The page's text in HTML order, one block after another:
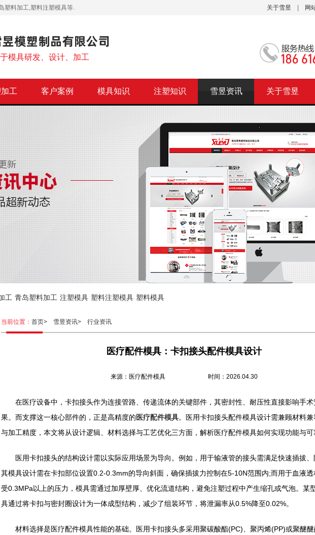
塑料加工,塑料注塑模具等. 关于雪昱 网
模具研发、设计、加工
工 客户案例 模具知识 注塑知识 雪昱资讯 关于雪昱
工 青岛塑料加工 注塑模具 塑料注塑模具 塑料模具
当前位置： 首页> 雪昱资讯> 行业资讯
医疗配件模具：卡扣接头配件模具设计
来源：医疗配件模具 时间：2026.04.30
在医疗设备中，卡扣接头作为连接管路、传递流体的关键部件，其密封性、耐压性直接影响手术
果。而支撑这一核心部件的，正是高精度的医疗配件模具。医用卡扣接头配件模具设计需兼顾材料
与加工精度，本文将从设计逻辑、材料选择与工艺优化三方面，解析医疗配件模具如何实现功能与可
医用卡扣接头的结构设计需以实际应用场景为导向。例如，用于输液管的接头需满足快速插拔、
其模具设计需在卡扣部位设置0.2-0.3mm的导向斜面，确保插拔力控制在5-10N范围内;而用于血液
受0.3MPa以上的压力，模具需通过加厚壁厚、优化流道结构，避免注塑过程中产生缩孔或气泡。某
具通过将卡扣与密封圈设计为一体成型结构，减少了组装环节，将泄漏率从0.5%降至0.02%。
材料选择是医疗配件模具性能的基础。医用卡扣接头多采用聚碳酸酯(PC)、聚丙烯(PP)或聚醚醚